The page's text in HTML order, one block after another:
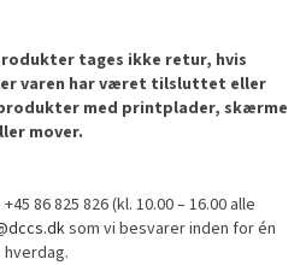
tages ikke retur, hvis
varen har været tilsluttet eller
med printplader, skærme
mover.
86 825 826 (kl. 10.00 – 16.00 alle
som vi besvarer inden for én
hverdag.